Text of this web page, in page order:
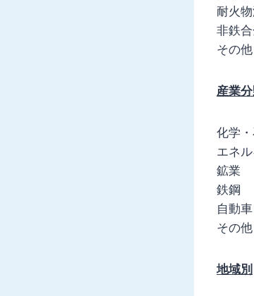
耐火
非鉄
その他
産業
化学
エネ
鉱業
鉄鋼
自動車
その他
地域別